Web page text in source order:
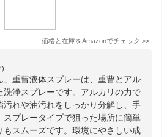
価格と在庫をAmazonでチェック >>
)
」重曹液体スプレーは、重曹とアル
洗浄スプレーです。アルカリの力で
汚れや油汚れをしっかり分解し、手
スプレータイプで狙った場所に簡単
もスムーズです。環境にやさしい成